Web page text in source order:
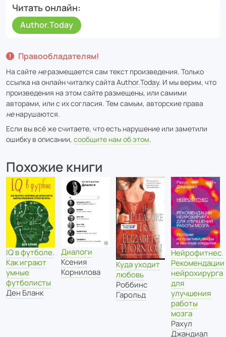
Читать онлайн
Author.Today
Правообладателям!
На сайте неразмещается сам текст произведения. Только
ссылка на онлайн читалку сайта Author.Today. И мы верим, что
произведения на этом сайте размещены, или самими
авторами, или с их согласия. Тем самым, авторские права
ненарушаются.
Если вы всё же считаете, что есть нарушение или заметили
ошибку в описании, сообщите нам об этом.
Похожие книги
IQ в футболе.
Как играют
умные
футболисты
Ден Бланк
Диалоги
Ксения
Корнилова
Куда уходит
любовь
Роббинс
Гарольд
Нейрофитнес.
Рекомендации
нейрохирурга
для
улучшения
работы
мозга
Рахул
Джандиал